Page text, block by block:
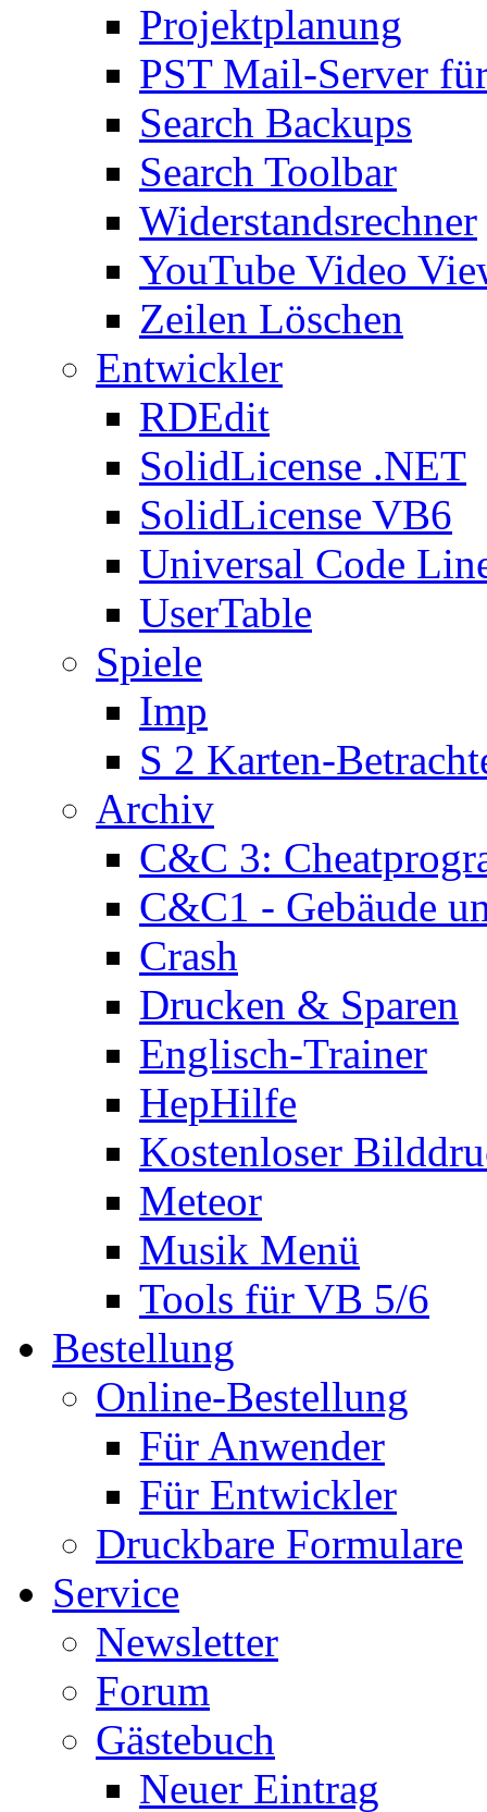
Projektplanung
PST Mail-Server
Search Backups
Search Toolbar
Widerstandsrechner
YouTube Video
Zeilen Löschen
Entwickler
RDEdit
SolidLicense .NET
SolidLicense VB6
Universal Code
UserTable
Spiele
Imp
S 2 Karten-
Archiv
C&C 3:
C&C1 - Gebäude
Crash
Drucken & Sparen
Englisch-Trainer
HepHilfe
Kostenloser
Meteor
Musik Menü
Tools für VB 5/6
Bestellung
Online-Bestellung
Für Anwender
Für Entwickler
Druckbare Formulare
Service
Newsletter
Forum
Gästebuch
Neuer Eintrag